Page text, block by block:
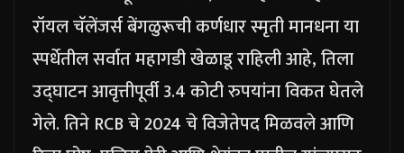
रॉयल चॅलेंजर्स बेंगळुरूची कर्णधार स्मृती मानधना या
स्पर्धेतील सर्वात महागडी खेळाडू राहिली आहे, तिला
उद्घाटन आवृत्तीपूर्वी 3.4 कोटी रुपयांना विकत घेतले
गेले. तिने RCB चे 2024 चे विजेतेपद मिळवले आणि